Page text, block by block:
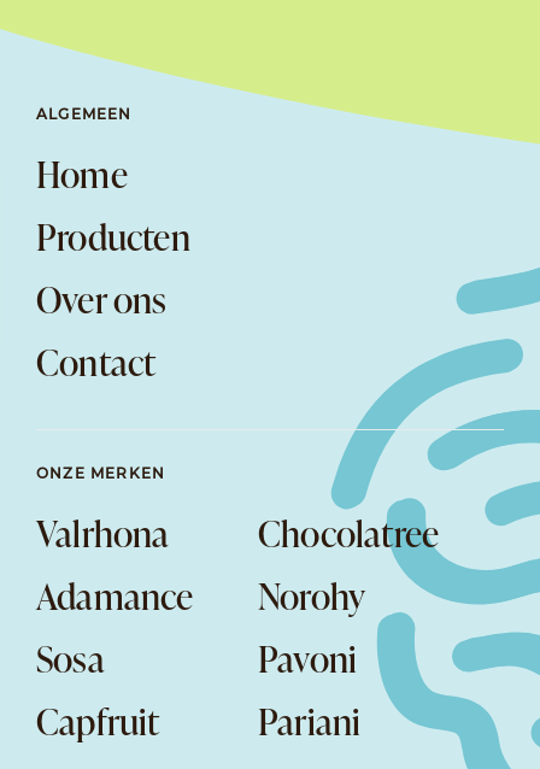
ALGEMEEN
Home
Producten
Over ons
Contact
ONZE MERKEN
Valrhona
Chocolatree
Adamance
Norohy
Sosa
Pavoni
Capfruit
Pariani